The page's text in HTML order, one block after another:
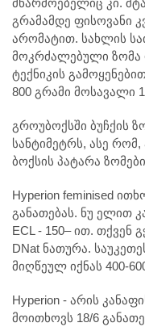
გრამამდე ფისოვანი
არომატით. სახლის
მოკრძალებული ზომა
ტექნიკის
800 გრამი მოსავალი
გროუბოქსში ბუჩქის
სანტიმეტრს, ასე
ბოქსის პატარა
Hyperion feminised
განათებას. ნუ ელით
ECL - 150– ით. თქვენ
DNat ნათურა.
მიღწეულ იქნას 400-
Hyperion - არის
მოითხოვს 18/6